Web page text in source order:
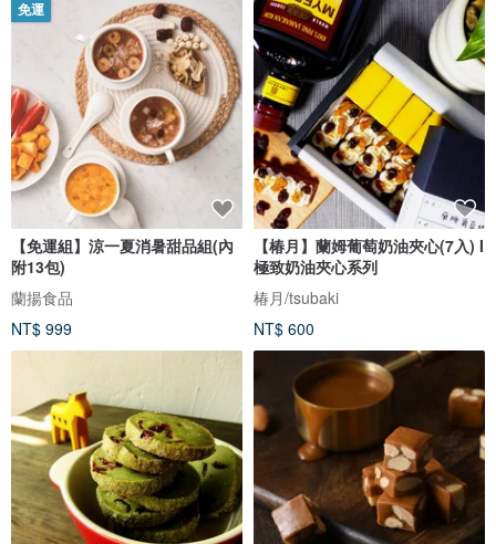
免運
【免運組】涼一夏消暑甜品組(內
附13包)
蘭揚食品
NT$ 999
【椿月】蘭姆葡萄奶油夾心(7入) I
極致奶油夾心系列
椿月/tsubaki
NT$ 600